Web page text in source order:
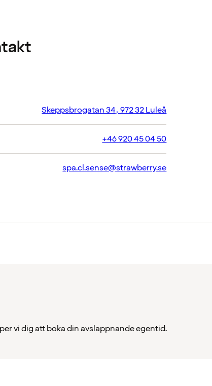
Skeppsbrogatan 34, 972 32 Luleå
+46 920 45 04 50
spa.cl.sense@strawberry.se
vi dig att boka din avslappnande egentid.